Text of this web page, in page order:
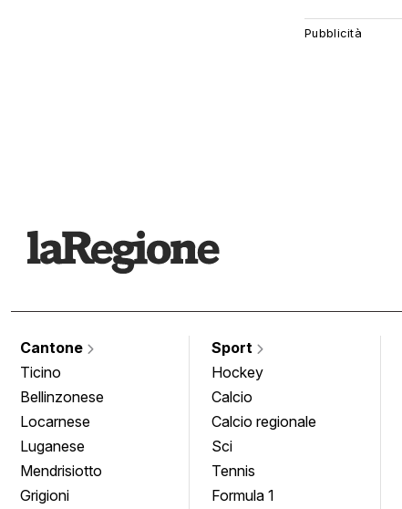
Cantone
Ticino
Bellinzonese
Locarnese
Luganese
Mendrisiotto
Grigioni
Sport
Hockey
Calcio
Calcio regionale
Sci
Tennis
Formula 1